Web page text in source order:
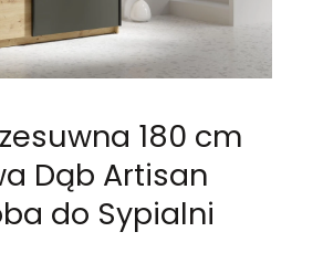
180 cm
Dąb Artisan
do Sypialni